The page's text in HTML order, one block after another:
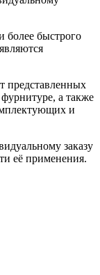
более быстрого
представленных
а также
и
заказу
её применения.